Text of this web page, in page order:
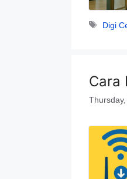
Tags
Digi
Cara